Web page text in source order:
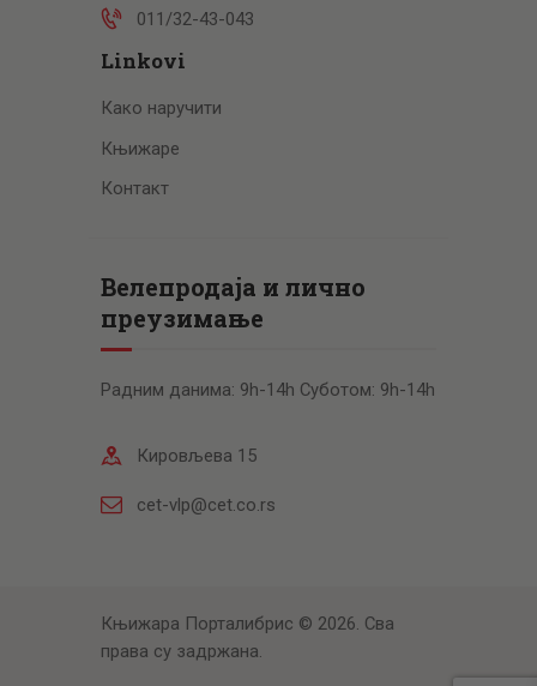
011/32-43-043
Linkovi
Како наручити
Књижаре
Контакт
Велепродаја и лично
преузимање
Радним данима: 9h-14h Суботом: 9h-14h
Кировљева 15
cet-vlp@cet.co.rs
Књижара Порталибрис © 2026. Сва
права су задржана.